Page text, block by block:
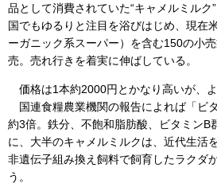
品として消費されていた“キャメルミルク
国でもゆるりと注目を浴びはじめ、現在
ーガニック系スーパー）を含む150の小
売。売れ行きを着実に伸ばしている。
価格は1本約2000円とかなり高いが、よ
国連食糧農業機関の報告によれば「ビ
約3倍。鉄分、不飽和脂肪酸、ビタミンB
に、大半のキャメルミルクは、近代生活
非遺伝子組み換え飼料で飼育したラクダ
う。